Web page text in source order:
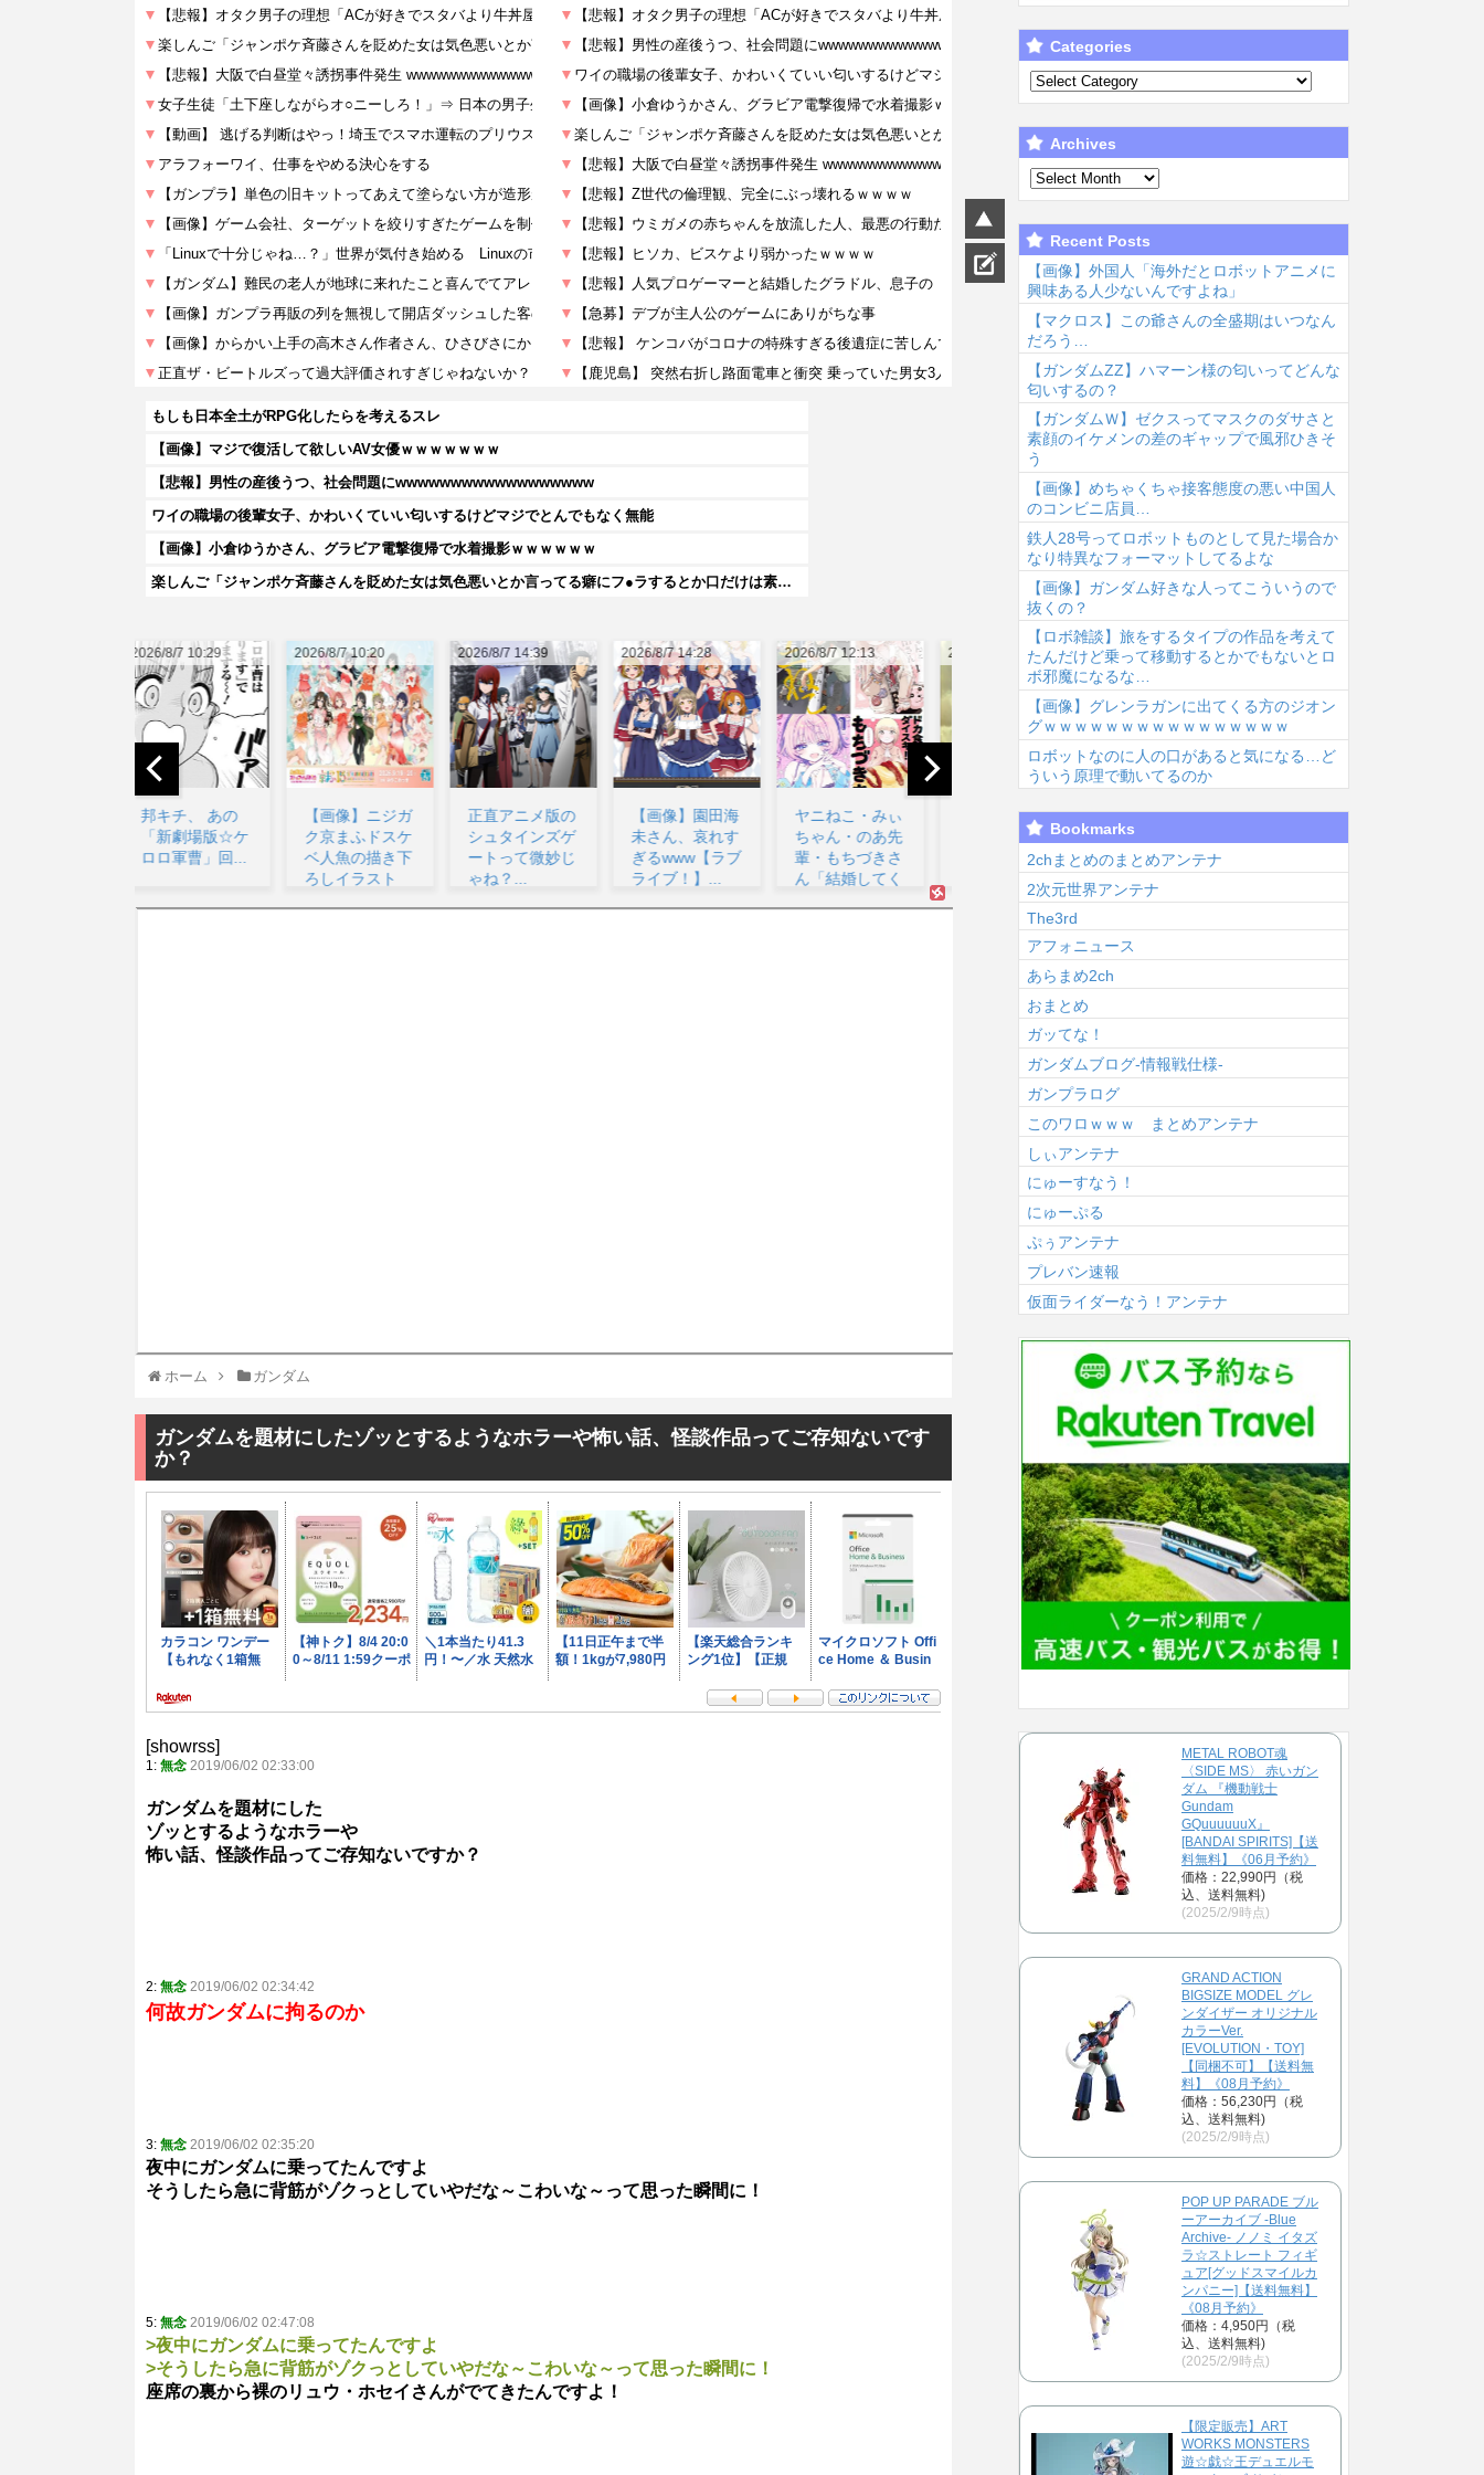
もしも日本全土がRPG化したらを考えるスレ
【画像】マジで復活して欲しいAV女優ｗｗｗｗｗｗｗ
【悲報】男性の産後うつ、社会問題にwwwwwwwwwwwwwwwwww
ワイの職場の後輩女子、かわいくていい匂いするけどマジでとんでもなく無能
【画像】小倉ゆうかさん、グラビア電撃復帰で水着撮影ｗｗｗｗｗｗ
楽しんご「ジャンポケ斉藤さんを貶めた女は気色悪いとか言ってる癖にフ●ラするとか口だけは素直なんだな！週刊誌から金もらってるだろ」
2026/8/7 14:39
正直アニメ版の
シュタインズゲ
ートって微妙じ
ゃね？...
2026/8/7 14:28
【画像】園田海
未さん、哀れす
ぎるwww【ラブ
ライブ！】...
2026/8/7 12:13
ヤニねこ・みぃ
ちゃん・のあ先
輩・もちづきさ
ん「結婚してく
2026/8/7 11:33
幼女戦記のアニ
メこれもう敗戦
に向かっていく
感じか?...
2026/8/7 11:31
【朗報】ジブリ
パークにナウシ
カエリア整備
2026/8/7 11:12
【悲報】ハンタ
ェリードニヒさ
ん、死亡...
2026/8/7 11:11
主人公の実父←
い 主人公の実
兄←こ...
2026/8/7 10:20
【画像】ニジガ
ク京まふドスケ
ベ人魚の描き下
ホーム ガンダム
ガンダムを題材にしたゾッとするようなホラーや怖い話、怪談作品ってご存知ないです
か？
[showrss]
1: 無念 2019/06/02 02:33:00
ガンダムを題材にした
ゾッとするようなホラーや
怖い話、怪談作品ってご存知ないですか？
2: 無念 2019/06/02 02:34:42
何故ガンダムに拘るのか
3: 無念 2019/06/02 02:35:20
夜中にガンダムに乗ってたんですよ
そうしたら急に背筋がゾクっとしていやだな～こわいな～って思った瞬間に！
5: 無念 2019/06/02 02:47:08
>夜中にガンダムに乗ってたんですよ
>そうしたら急に背筋がゾクっとしていやだな～こわいな～って思った瞬間に！
座席の裏から裸のリュウ・ホセイさんがでてきたんですよ！
Categories
Archives
Recent Posts
【画像】外国人「海外だとロボットアニメに
興味ある人少ないんですよね」
【マクロス】この爺さんの全盛期はいつなん
だろう…
【ガンダムΖΖ】ハマーン様の匂いってどんな
匂いするの？
【ガンダムＷ】ゼクスってマスクのダサさと
素顔のイケメンの差のギャップで風邪ひきそ
う
【画像】めちゃくちゃ接客態度の悪い中国人
のコンビニ店員…
鉄人28号ってロボットものとして見た場合か
なり特異なフォーマットしてるよな
【画像】ガンダム好きな人ってこういうので
抜くの？
【ロボ雑談】旅をするタイプの作品を考えて
たんだけど乗って移動するとかでもないとロ
ボ邪魔になるな…
【画像】グレンラガンに出てくる方のジオン
グｗｗｗｗｗｗｗｗｗｗｗｗｗｗｗｗ
ロボットなのに人の口があると気になる…ど
ういう原理で動いてるのか
Bookmarks
2chまとめのまとめアンテナ
2次元世界アンテナ
The3rd
アフォニュース
あらまめ2ch
おまとめ
ガッてな！
ガンダムブログ-情報戦仕様-
ガンプラログ
このワロｗｗｗ まとめアンテナ
しぃアンテナ
にゅーすなう！
にゅーぷる
ぷぅアンテナ
プレバン速報
仮面ライダーなう！アンテナ
METAL ROBOT魂
〈SIDE MS〉 赤いガン
ダム 『機動戦士
Gundam
GQuuuuuuX』
[BANDAI SPIRITS]【送
料無料】《06月予約》
価格：22,990円（税
込、送料無料)
(2025/2/9時点)
GRAND ACTION
BIGSIZE MODEL グレ
ンダイザー オリジナル
カラーVer.
[EVOLUTION・TOY]
【同梱不可】【送料無
料】《08月予約》
価格：56,230円（税
込、送料無料)
(2025/2/9時点)
POP UP PARADE ブル
ーアーカイブ -Blue
Archive- ノノミ イタズ
ラ☆ストレート フィギ
ュア[グッドスマイルカ
ンパニー]【送料無料】
《08月予約》
価格：4,950円（税
込、送料無料)
(2025/2/9時点)
【限定販売】ART
WORKS MONSTERS
遊☆戯☆王デュエルモ